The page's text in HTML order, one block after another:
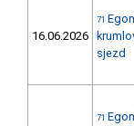
16.06.2026
71
sjezd
71